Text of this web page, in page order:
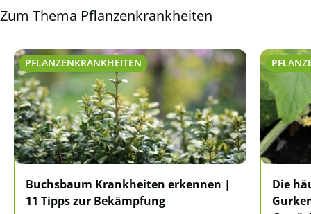
Zum Thema Pflanzenkrankheiten
PFLANZENKRANKHEITEN
Buchsbaum Krankheiten erkennen |
11 Tipps zur Bekämpfung
Die